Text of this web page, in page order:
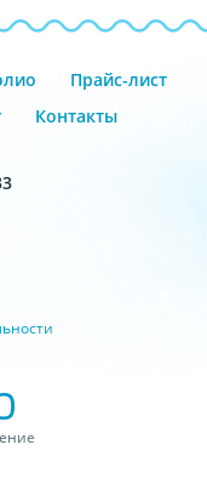
Прайс-лист
Контакты